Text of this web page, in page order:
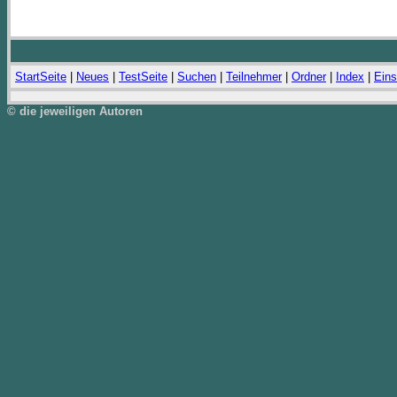
StartSeite Neues TestSeite Suchen Teilnehmer| Ordner| Index
© die jeweiligen Autoren